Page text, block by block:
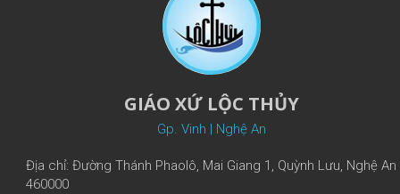
GIÁO XỨ LỘC THỦY
Gp. Vinh | Nghệ An
Địa chỉ: Đường Thánh Phaolô, Mai Giang 1, Quỳnh Lưu, Nghệ An
460000